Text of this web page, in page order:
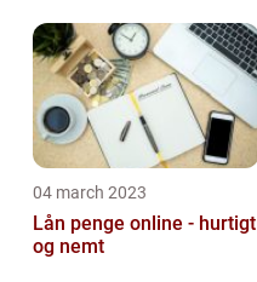
04 march 2023
Lån penge online - hurtigt
og nemt